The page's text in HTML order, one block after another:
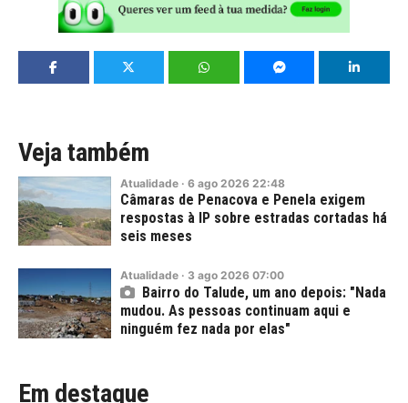
Veja também
Atualidade · 6 ago 2026 22:48
Câmaras de Penacova e Penela exigem
respostas à IP sobre estradas cortadas há
seis meses
Atualidade · 3 ago 2026 07:00
Bairro do Talude, um ano depois: "Nada
mudou. As pessoas continuam aqui e
ninguém fez nada por elas"
Em destaque